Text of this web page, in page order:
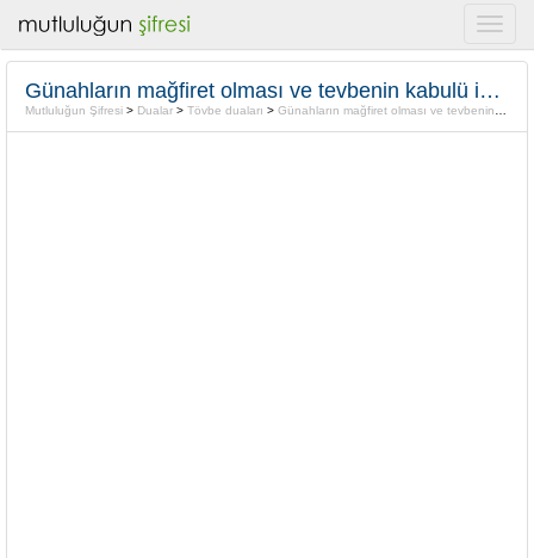
Günahların mağfiret olması ve tevbenin kabulü için dua(sabah akşam dua)
Mutluluğun Şifresi > Dualar > Tövbe duaları > Günahların mağfiret olması ve tevbenin kabulü için dua(sabah akşam dua)